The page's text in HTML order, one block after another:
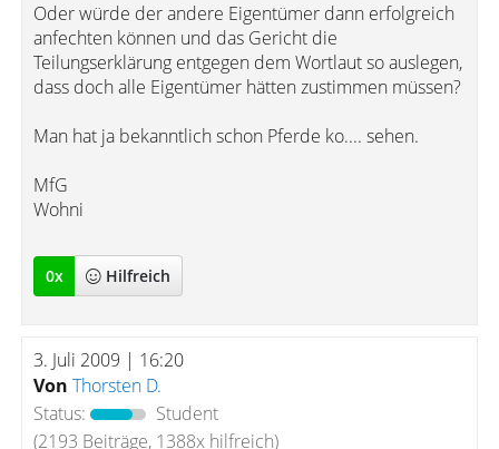
Oder würde der andere Eigentümer dann erfolgreich
anfechten können und das Gericht die
Teilungserklärung entgegen dem Wortlaut so auslegen,
dass doch alle Eigentümer hätten zustimmen müssen?
Man hat ja bekanntlich schon Pferde ko.... sehen.
MfG
Wohni
0x Hilfreich
3. Juli 2009 | 16:20
Von Thorsten D.
Status:
Student
(2193 Beiträge, 1388x hilfreich)